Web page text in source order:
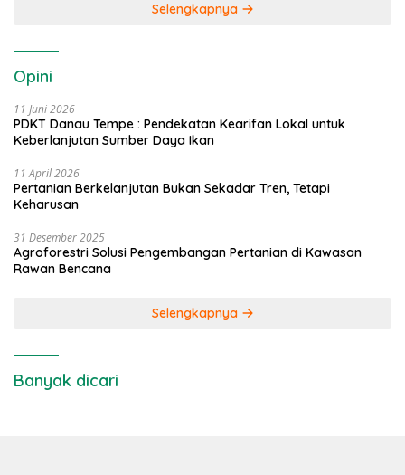
Selengkapnya
Opini
11 Juni 2026
PDKT Danau Tempe : Pendekatan Kearifan Lokal untuk
Keberlanjutan Sumber Daya Ikan
11 April 2026
Pertanian Berkelanjutan Bukan Sekadar Tren, Tetapi
Keharusan
31 Desember 2025
Agroforestri Solusi Pengembangan Pertanian di Kawasan
Rawan Bencana
Selengkapnya
Banyak dicari